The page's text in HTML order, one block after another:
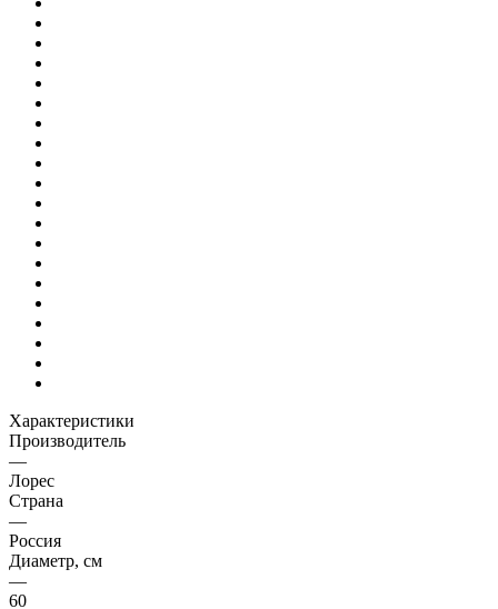
Характеристики
Производитель
—
Лорес
Страна
—
Россия
Диаметр, см
—
60